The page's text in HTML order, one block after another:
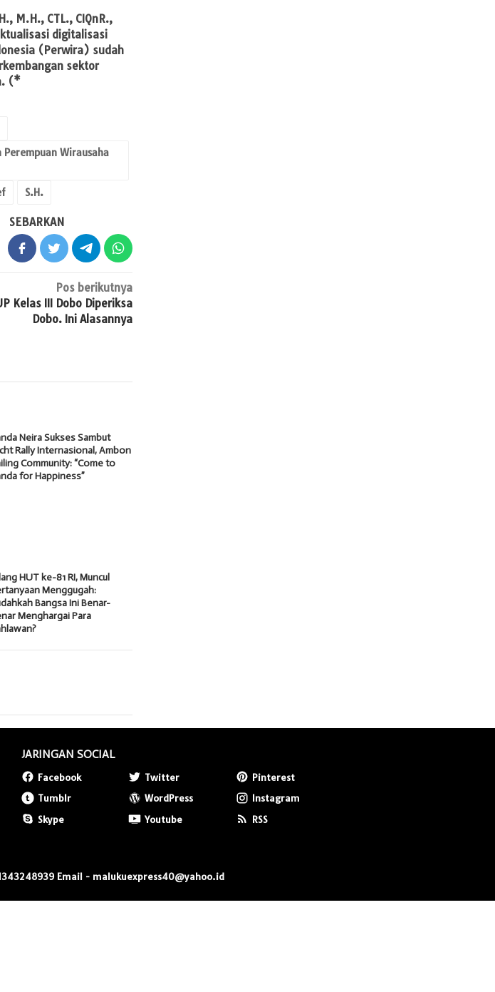
M.H., CTL., CIQnR.,
digitalisasi
(Perwira) sudah
sektor
(*
Wirausaha
S.H.
SEBARKAN
Pos berikutnya
Kelas III Dobo Diperiksa
Dobo. Ini Alasannya
Neira Sukses Sambut
Rally Internasional, Ambon
Community: “Come to
for Happiness”
HUT ke-81 RI, Muncul
Menggugah:
Bangsa Ini Benar-
Menghargai Para
JARINGAN SOCIAL
Facebook Twitter
Pinterest
Tumblr
WordPress
Instagram
Skype
Youtube RSS
Email - malukuexpress40@yahoo.id